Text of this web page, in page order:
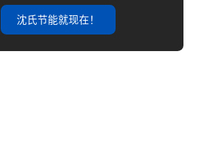
沈氏节能就现在！